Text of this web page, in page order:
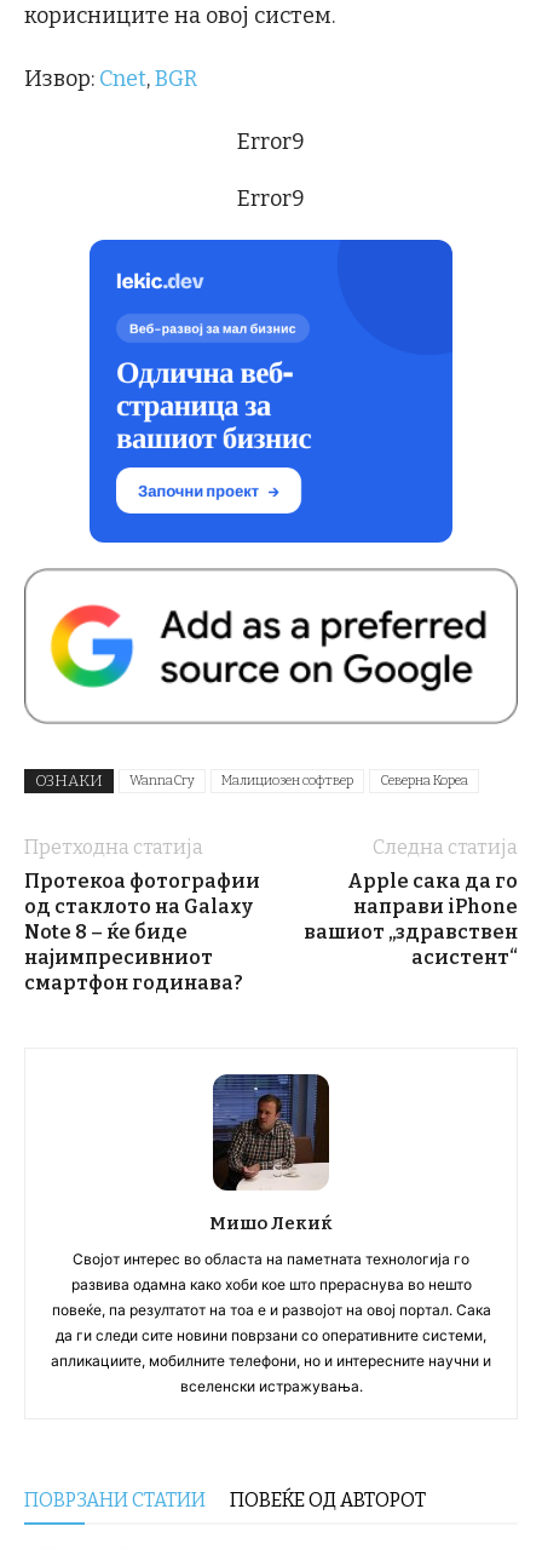
корисниците на овој систем.
Извор: Cnet,BGR
Error9
Error9
ОЗНАКИ WannaCry Малициозен софтвер Северна Кореа
Претходна статија
Протекоа фотографии
од стаклото на Galaxy
Note 8 – ќе биде
најимпресивниот
смартфон годинава?
Следна статија
Apple сака да го
направи iPhone
вашиот „здравствен
асистент“
Мишо Лекиќ
Својот интерес во областа на паметната технологија го
развива одамна како хоби кое што прераснува во нешто
повеќе, па резултатот на тоа е и развојот на овој портал. Сака
да ги следи сите новини поврзани со оперативните системи,
апликациите, мобилните телефони, но и интересните научни и
вселенски истражувања.
ПОВРЗАНИ СТАТИИ ПОВЕЌЕ ОД АВТОРОТ